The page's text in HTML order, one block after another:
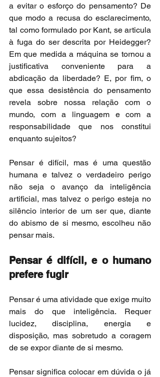
a evitar o esforço do pensamento? De
que modo a recusa do esclarecimento,
tal como formulado por Kant, se articula
à fuga do ser descrita por Heidegger?
Em que medida a máquina se tornou a
justificativa conveniente para a
abdicação da liberdade? E, por fim, o
que essa desistência do pensamento
revela sobre nossa relação com o
mundo, com a linguagem e com a
responsabilidade que nos constitui
enquanto sujeitos?
Pensar é difícil, mas é uma questão
humana e talvez o verdadeiro perigo
não seja o avanço da inteligência
artificial, mas talvez o perigo esteja no
silêncio interior de um ser que, diante
do abismo de si mesmo, escolheu não
pensar mais.
Pensar é difícil, e o humano
prefere fugir
Pensar é uma atividade que exige muito
mais do que inteligência. Requer
lucidez, disciplina, energia e
disposição, mas sobretudo a coragem
de se expor diante de si mesmo.
Pensar significa colocar em dúvida o já